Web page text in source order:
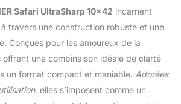
Safari UltraSharp 10×42 incarnent
à travers une construction robuste et une
Conçues pour les amoureux de la
offrent une combinaison idéale de clarté
un format compact et maniable. Adorées
, elles s’imposent comme un